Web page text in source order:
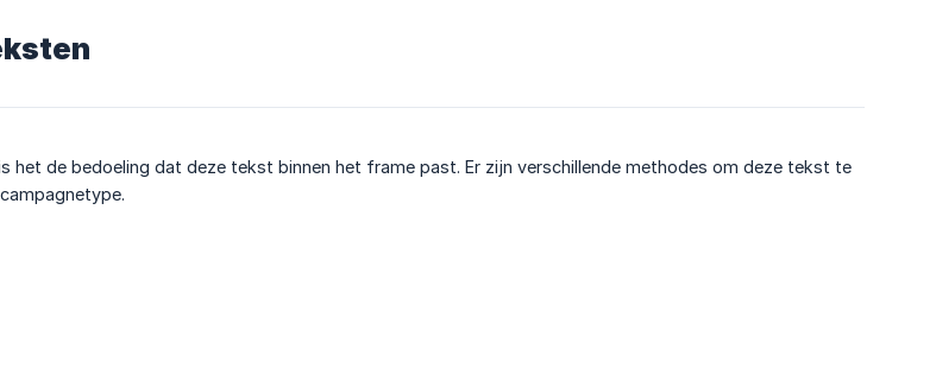
het de bedoeling dat deze tekst binnen het frame past. Er zijn verschillende methodes om deze tekst te